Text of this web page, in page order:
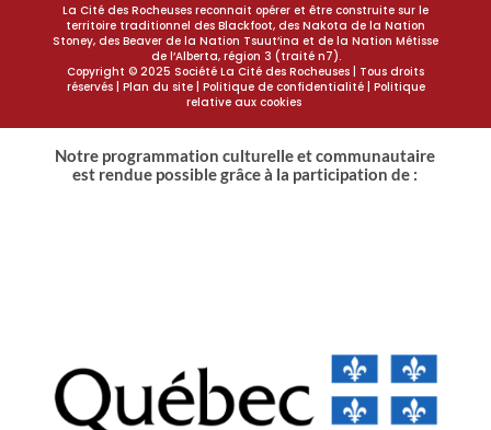
La Cité des Rocheuses reconnait opérer et être construite sur le
territoire traditionnel des Blackfoot, des Nakota de la Nation
Stoney, des Beaver de la Nation Tsuut’ina et de la Nation Métisse
de l’Alberta, région 3 (traité n7).
Copyright © 2025 Société La Cité des Rocheuses | Tous droits
réservés | Plan du site| Politique de confidentialité | Politique
relative aux cookies
Notre programmation culturelle et communautaire
est rendue possible grâce à la participation de :